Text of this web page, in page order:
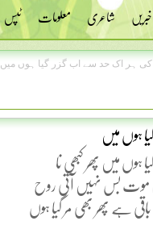
خبریں شاعری معلومات ٹپس
کی ہر اک حد سے اب گزر گیا ہوں میں
ہوں میں
میں پھر کبھی نا
موت بس نہیں آتی روح
ہے پھر بھی مر گیا ہوں